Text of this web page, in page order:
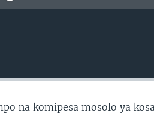
na komipesa mosolo ya